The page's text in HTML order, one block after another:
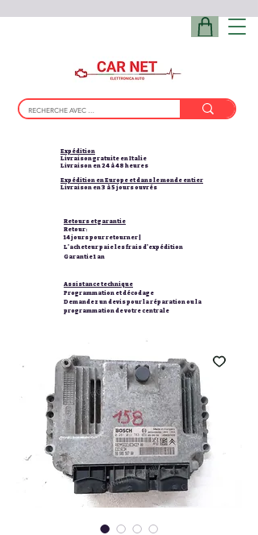
Expédition
Livraison gratuite en Italie
Livraison en 24 à 48 heures
Expédition en Europe et dans le monde entier
Livraison en 3 à 5 jours ouvrés
Retours et garantie
Retour:
14 jours pour retourner |
L'acheteur paie les frais d'expédition
Garantie 1 an
Assistance technique
Programmation et décodage
Demandez un devis pour la réparation ou la
programmation de votre centrale